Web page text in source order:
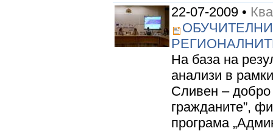
22-07-2009 •
На база на
анализи в
Сливен – добро
гражданите”,
програма